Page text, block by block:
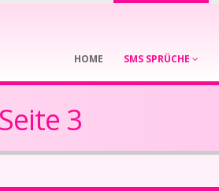
HOME SMS SPRÜCHE
3